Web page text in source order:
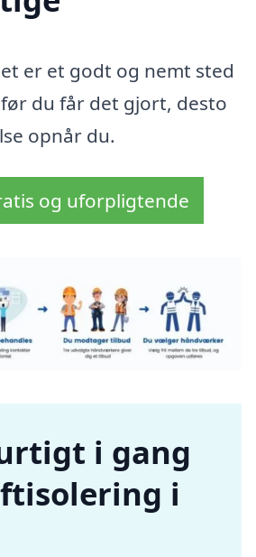
er et godt og nemt sted
du får det gjort, desto
opnår du.
og uforpligtende
i gang
i